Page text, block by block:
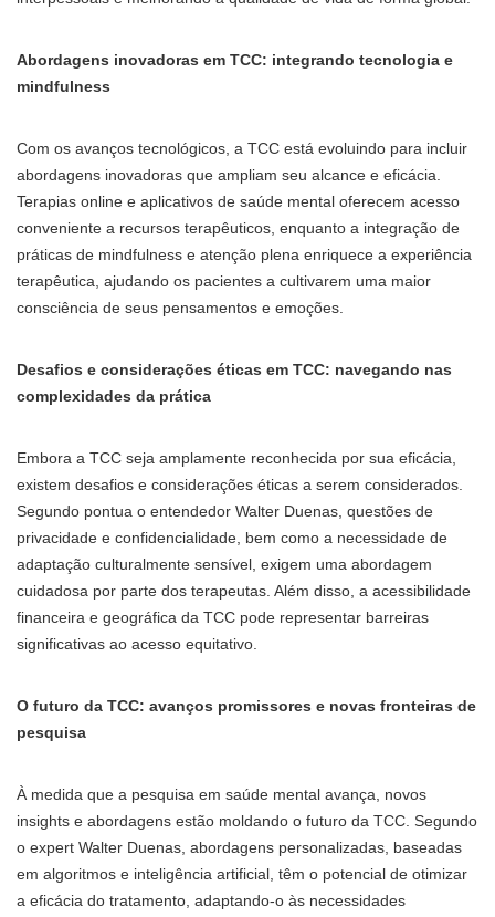
Abordagens inovadoras em TCC: integrando tecnologia e
mindfulness
Com os avanços tecnológicos, a TCC está evoluindo para incluir
abordagens inovadoras que ampliam seu alcance e eficácia.
Terapias online e aplicativos de saúde mental oferecem acesso
conveniente a recursos terapêuticos, enquanto a integração de
práticas de mindfulness e atenção plena enriquece a experiência
terapêutica, ajudando os pacientes a cultivarem uma maior
consciência de seus pensamentos e emoções.
Desafios e considerações éticas em TCC: navegando nas
complexidades da prática
Embora a TCC seja amplamente reconhecida por sua eficácia,
existem desafios e considerações éticas a serem considerados.
Segundo pontua o entendedor Walter Duenas, questões de
privacidade e confidencialidade, bem como a necessidade de
adaptação culturalmente sensível, exigem uma abordagem
cuidadosa por parte dos terapeutas. Além disso, a acessibilidade
financeira e geográfica da TCC pode representar barreiras
significativas ao acesso equitativo.
O futuro da TCC: avanços promissores e novas fronteiras de
pesquisa
À medida que a pesquisa em saúde mental avança, novos
insights e abordagens estão moldando o futuro da TCC. Segundo
o expert Walter Duenas, abordagens personalizadas, baseadas
em algoritmos e inteligência artificial, têm o potencial de otimizar
a eficácia do tratamento, adaptando-o às necessidades